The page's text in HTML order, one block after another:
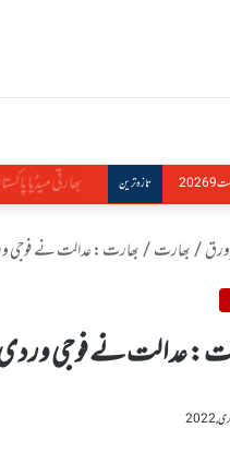
2026 تازہ ترین مودی حکومت کی
/بھارت/بھارت : عدالت نے فوجی
: عدالت نے فوجی وردی